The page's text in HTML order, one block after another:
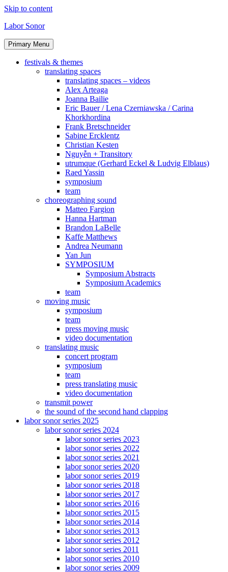
Skip to content
Labor Sonor
Primary Menu
festivals & themes
translating spaces
translating spaces – videos
Alex Arteaga
Joanna Bailie
Eric Bauer / Lena Czerniawska / Carina
Khorkhordina
Frank Bretschneider
Sabine Ercklentz
Christian Kesten
Nguyễn + Transitory
utrumque (Gerhard Eckel & Ludvig Elblaus)
Raed Yassin
symposium
team
choreographing sound
Matteo Fargion
Hanna Hartman
Brandon LaBelle
Kaffe Matthews
Andrea Neumann
Yan Jun
SYMPOSIUM
Symposium Abstracts
Symposium Academics
team
moving music
symposium
team
press moving music
video documentation
translating music
concert program
symposium
team
press translating music
video documentation
transmit power
the sound of the second hand clapping
labor sonor series 2025
labor sonor series 2024
labor sonor series 2023
labor sonor series 2022
labor sonor series 2021
labor sonor series 2020
labor sonor series 2019
labor sonor series 2018
labor sonor series 2017
labor sonor series 2016
labor sonor series 2015
labor sonor series 2014
labor sonor series 2013
labor sonor series 2012
labor sonor series 2011
labor sonor series 2010
labor sonor series 2009